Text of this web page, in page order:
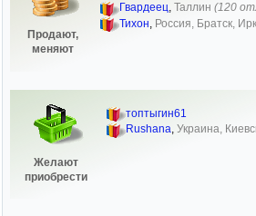
Продают,
меняют
Гвардеец, Таллин (120
Тихон Россия, Братск,
Желают
приобрести
топтыгин61
Rushana, Украина,